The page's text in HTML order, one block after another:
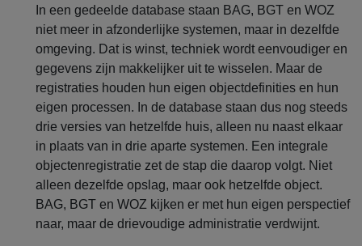
In een gedeelde database staan BAG, BGT en WOZ
niet meer in afzonderlijke systemen, maar in dezelfde
omgeving. Dat is winst, techniek wordt eenvoudiger en
gegevens zijn makkelijker uit te wisselen. Maar de
registraties houden hun eigen objectdefinities en hun
eigen processen. In de database staan dus nog steeds
drie versies van hetzelfde huis, alleen nu naast elkaar
in plaats van in drie aparte systemen. Een integrale
objectenregistratie zet de stap die daarop volgt. Niet
alleen dezelfde opslag, maar ook hetzelfde object.
BAG, BGT en WOZ kijken er met hun eigen perspectief
naar, maar de drievoudige administratie verdwijnt.